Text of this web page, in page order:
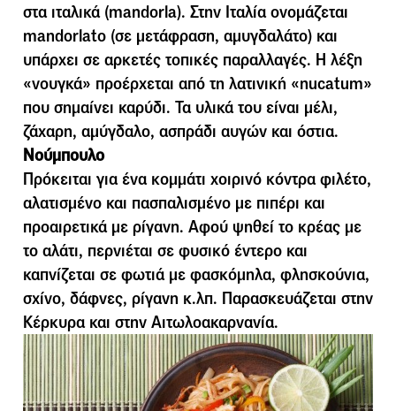
στα ιταλικά (mandorla). Στην Ιταλία ονοµάζεται
mandorlato (σε µετάφραση, αµυγδαλάτο) και
υπάρχει σε αρκετές τοπικές παραλλαγές. Η λέξη
«νουγκά» προέρχεται από τη λατινική «nucatum»
που σηµαίνει καρύδι. Τα υλικά του είναι µέλι,
ζάχαρη, αµύγδαλο, ασπράδι αυγών και όστια.
Νούµπουλο
Πρόκειται για ένα κοµµάτι χοιρινό κόντρα φιλέτο,
αλατισµένο και πασπαλισµένο µε πιπέρι και
προαιρετικά µε ρίγανη. Αφού ψηθεί το κρέας µε
το αλάτι, περνιέται σε φυσικό έντερο και
καπνίζεται σε φωτιά µε φασκόµηλα, φλησκούνια,
σχίνο, δάφνες, ρίγανη κ.λπ. Παρασκευάζεται στην
Κέρκυρα και στην Αιτωλοακαρνανία.